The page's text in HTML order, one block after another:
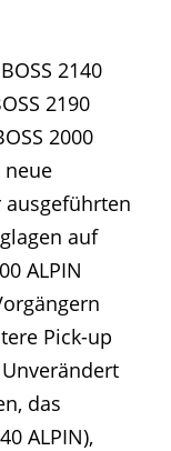
2140
2190
2000
neue
ausgeführten
auf
ALPIN
Pick-up
das
ALPIN),